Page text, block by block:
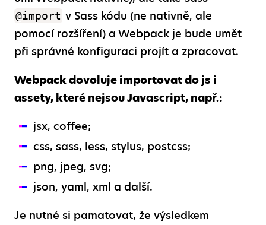
@import v Sass kódu (ne nativně, ale
pomocí rozšíření) a Webpack je bude umět
při správné konfiguraci projít a zpracovat.
Webpack dovoluje importovat do js i
assety, které nejsou Javascript, např.:
jsx, coffee;
css, sass, less, stylus, postcss;
png, jpeg, svg;
json, yaml, xml a další.
Je nutné si pamatovat, že výsledkem